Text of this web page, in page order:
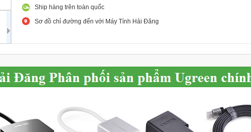
Ship hàng trên toàn quốc
Sơ đồ chỉ đường đến với Máy Tính Hải Đăng